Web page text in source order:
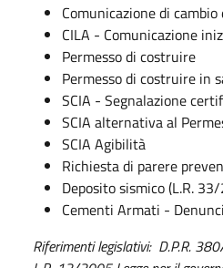
Comunicazione di
CILA - Comunicazione
Permesso di costruire
Permesso di costruire in
SCIA - Segnalazione
SCIA alternativa al
SCIA Agibilità
Richiesta di parere
Deposito sismico (L.R.
Cementi Armati -
Riferimenti legislativi: D.P.R.